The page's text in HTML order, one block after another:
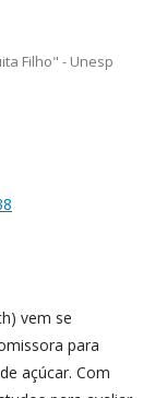
Filho" - Unesp
vem se
para
açúcar. Com